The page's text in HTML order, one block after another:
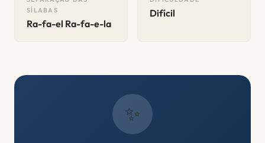
SÍLABAS
Ra-fa-el Ra-fa-e-la
Difícil
✨